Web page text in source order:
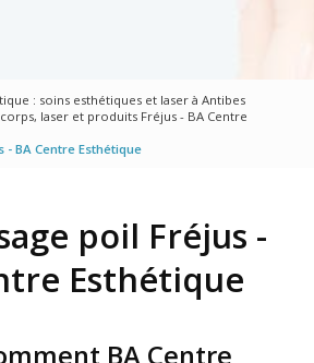
: soins esthétiques et laser à Antibes
laser et produits Fréjus - BA Centre
- BA Centre Esthétique
poil Fréjus -
Esthétique
BA Centre